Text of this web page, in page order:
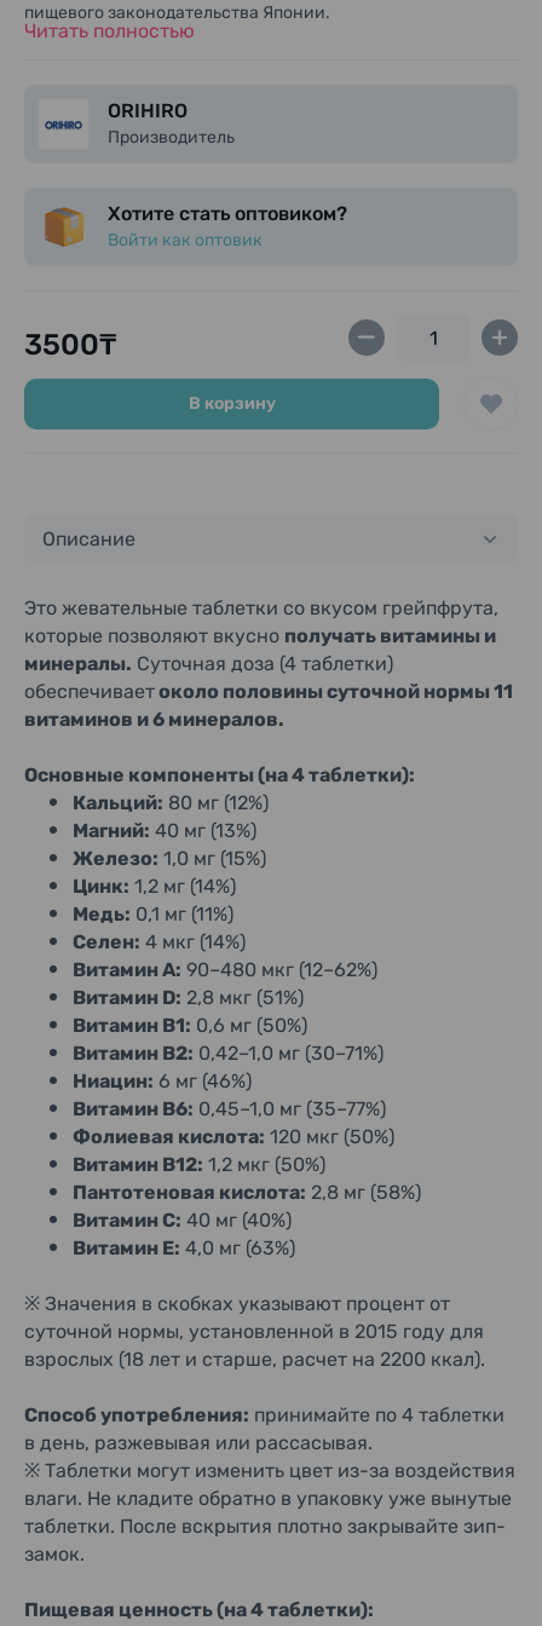
пищевого законодательства Японии.
Читать полностью
ORIHIRO
Производитель
Хотите стать оптовиком?
Войти как оптовик
3500₸
В корзину
Описание
Это жевательные таблетки со вкусом грейпфрута,
которые позволяют вкусно получать витамины и
минералы. Суточная доза (4 таблетки)
обеспечиваетоколо половины суточной нормы 11
витаминов и 6 минералов.
Основные компоненты (на 4 таблетки):
Кальций: 80 мг (12%)
Магний: 40 мг (13%)
Железо: 1,0 мг (15%)
Цинк: 1,2 мг (14%)
Медь: 0,1 мг (11%)
Селен: 4 мкг (14%)
Витамин A: 90–480 мкг (12–62%)
Витамин D: 2,8 мкг (51%)
Витамин B1: 0,6 мг (50%)
Витамин B2: 0,42–1,0 мг (30–71%)
Ниацин: 6 мг (46%)
Витамин B6: 0,45–1,0 мг (35–77%)
Фолиевая кислота: 120 мкг (50%)
Витамин B12: 1,2 мкг (50%)
Пантотеновая кислота: 2,8 мг (58%)
Витамин C: 40 мг (40%)
Витамин E: 4,0 мг (63%)
※ Значения в скобках указывают процент от
суточной нормы, установленной в 2015 году для
взрослых (18 лет и старше, расчет на 2200 ккал).
Способ употребления: принимайте по 4 таблетки
в день, разжевывая или рассасывая.
※ Таблетки могут изменить цвет из-за воздействия
влаги. Не кладите обратно в упаковку уже вынутые
таблетки. После вскрытия плотно закрывайте зип-
замок.
Пищевая ценность (на 4 таблетки):